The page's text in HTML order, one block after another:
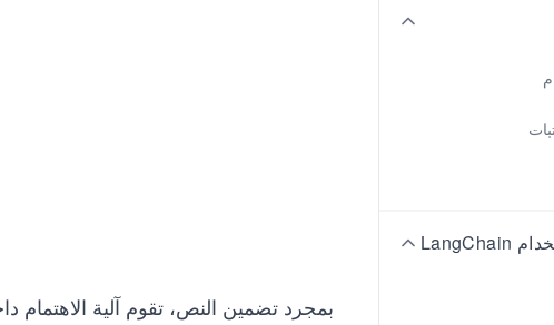
بمجرد تضمين النص، تقوم آلية الاهتمام